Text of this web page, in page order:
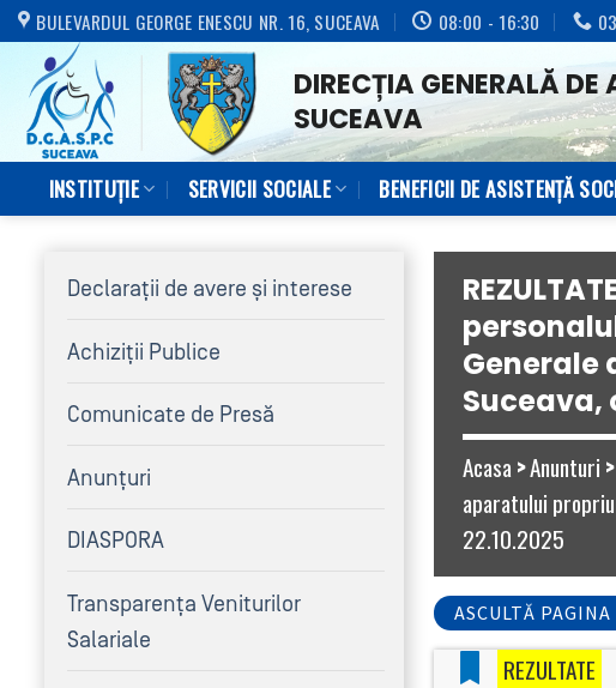
Skip
content
BULEVARDUL GEORGE ENESCU NR. 16, SUCEAVA 08:00 - 16:30
DIRECȚIA GENERALĂ
SUCEAVA
INSTITUȚIE SERVICII SOCIALE BENEFICII DE ASISTENŢĂ
Generale
Suceava,
Acasa>Anunturi >
aparatului
22.10.2025
ASCULTĂ PAGINA
REZULTATE
Declaraţii de avere şi interese
Achiziţii Publice
Comunicate de Presă
Anunțuri
DIASPORA
Transparența Veniturilor
Salariale